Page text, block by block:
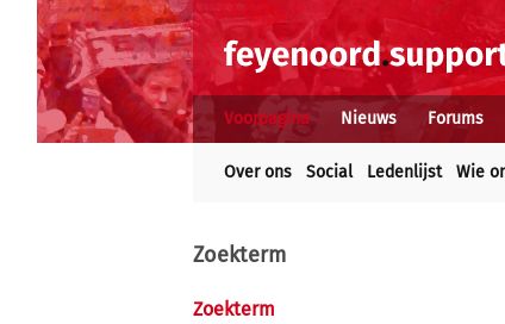
Voorpagina Nieuws Forums
Over ons Social Ledenlijst Wie
Zoekterm
Zoekterm